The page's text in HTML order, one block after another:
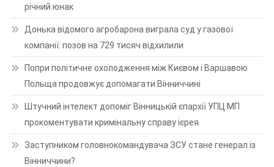
річний юнак
Донька відомого агробарона виграла суд у газової
компанії: позов на 729 тисяч відхилили
Попри політичне охолодження між Києвом і Варшавою
Польща продовжує допомагати Вінниччині
Штучний інтелект допоміг Вінницькій єпархії УПЦ МП
прокоментувати кримінальну справу ієрея
Заступником головнокомандувача ЗСУ стане генерал із
Вінниччини?